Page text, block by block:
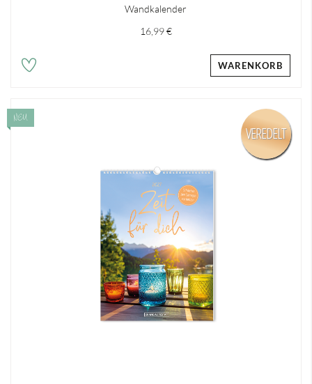
Wandkalender
16,99 €
WARENKORB
NEU
VEREDELT